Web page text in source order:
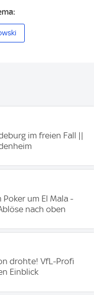
im freien Fall ||
um El Mala -
nach oben
drohte! VfL-Profi
Einblick